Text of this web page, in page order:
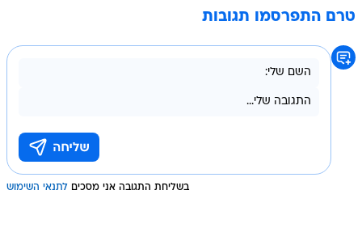
טרם התפרסמו תגובות
בשליחת התגובה אני מסכים לתנאי השימוש